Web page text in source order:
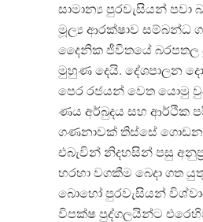
සාමාන්‍ය පුරවැසියන් පවා
මූල්‍ය ආරක්ෂාව සම්බන්ධ
දෛනික ජීවිතයේ බරපතල
මුහුණ දෙයි. දේශපාලන
පෙර රජයන් වෙත යොමු
ණය අර්බුදය සහ ආර්ථික
ගණනාවක් තිස්සේ
එබැවින් නිදහසින් පසු
හරහා වගකීම බෙදා ගත
බොහෝ පුරවැසියන්
විපක්ෂ පුද්ගලයින්ට